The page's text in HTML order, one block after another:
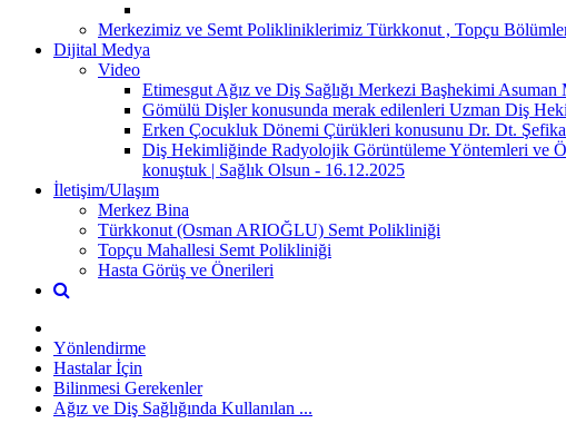
Merkezimiz ve Semt Polikliniklerimiz Türkkonut , Topçu
Dijital Medya
Video
Etimesgut Ağız ve Diş Sağlığı Merkezi Başhekimi
Gömülü Dişler konusunda merak edilenleri Uzman Diş
Erken Çocukluk Dönemi Çürükleri konusunu Dr. Dt.
Diş Hekimliğinde Radyolojik Görüntüleme Yöntemleri ve
konuştuk | Sağlık Olsun - 16.12.2025
İletişim/Ulaşım
Merkez Bina
Türkkonut (Osman ARIOĞLU) Semt Polikliniği
Topçu Mahallesi Semt Polikliniği
Hasta Görüş ve Önerileri
Yönlendirme
Hastalar İçin
Bilinmesi Gerekenler
Ağız ve Diş Sağlığında Kullanılan ...